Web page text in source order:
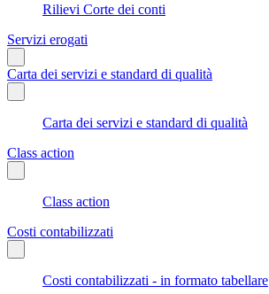
Rilievi Corte dei conti
Servizi erogati
Carta dei servizi e standard di qualità
Carta dei servizi e standard di qualità
Class action
Class action
Costi contabilizzati
Costi contabilizzati - in formato tabellare